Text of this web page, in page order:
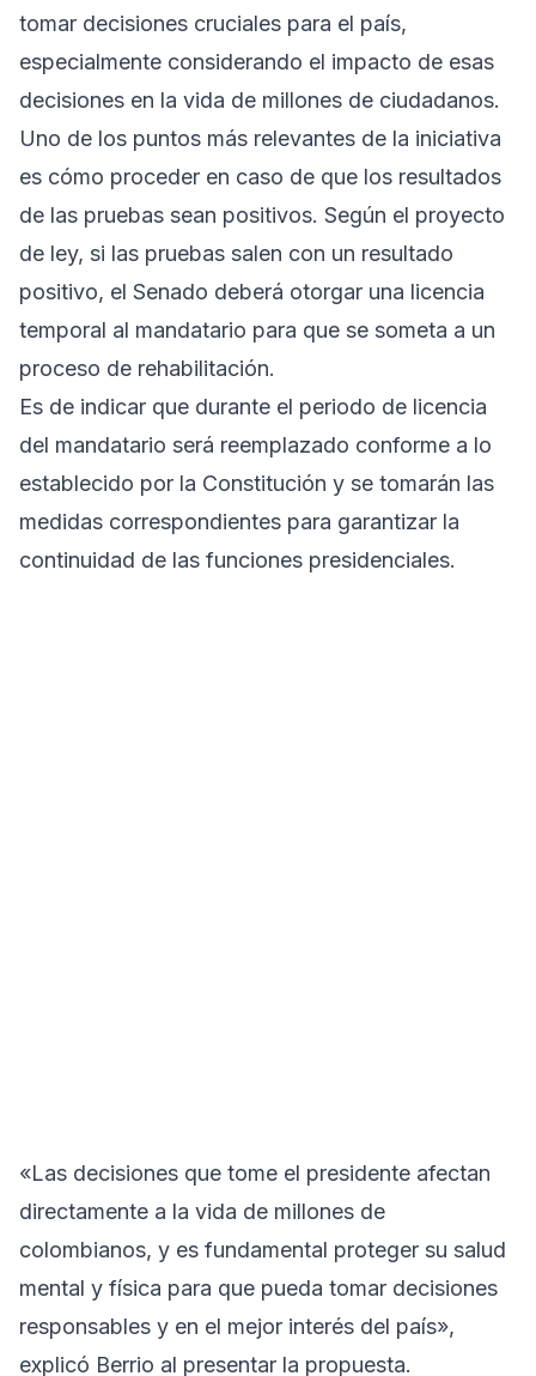
tomar decisiones cruciales para el país,
especialmente considerando el impacto de esas
decisiones en la vida de millones de ciudadanos.
Uno de los puntos más relevantes de la iniciativa
es cómo proceder en caso de que los resultados
de las pruebas sean positivos. Según el proyecto
de ley, si las pruebas salen con un resultado
positivo, el Senado deberá otorgar una licencia
temporal al mandatario para que se someta a un
proceso de rehabilitación.
Es de indicar que durante el periodo de licencia
del mandatario será reemplazado conforme a lo
establecido por la Constitución y se tomarán las
medidas correspondientes para garantizar la
continuidad de las funciones presidenciales.
«Las decisiones que tome el presidente afectan
directamente a la vida de millones de
colombianos, y es fundamental proteger su salud
mental y física para que pueda tomar decisiones
responsables y en el mejor interés del país»,
explicó Berrio al presentar la propuesta.